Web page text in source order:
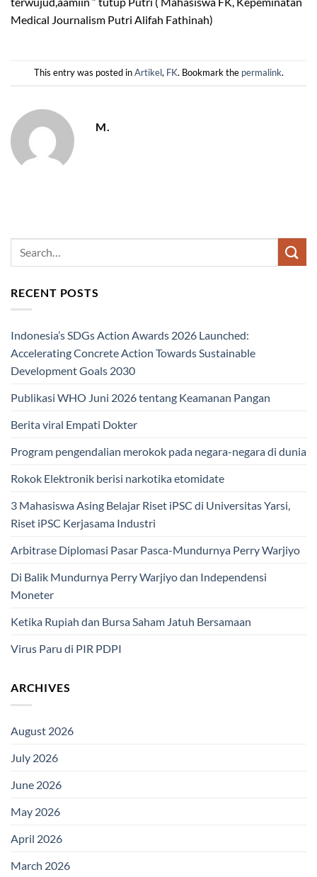
Medical Journalism Putri Alifah Fathinah)
This entry was posted inArtikel, FK. Bookmark the permalink.
M.
RECENT POSTS
Indonesia’s SDGs Action Awards 2026 Launched:
Accelerating Concrete Action Towards Sustainable
Development Goals 2030
Publikasi WHO Juni 2026 tentang Keamanan Pangan
Berita viral Empati Dokter
Program pengendalian merokok pada negara-negara di dunia
Rokok Elektronik berisi narkotika etomidate
3 Mahasiswa Asing Belajar Riset iPSC di Universitas Yarsi,
Riset iPSC Kerjasama Industri
Arbitrase Diplomasi Pasar Pasca-Mundurnya Perry Warjiyo
Di Balik Mundurnya Perry Warjiyo dan Independensi
Moneter
Ketika Rupiah dan Bursa Saham Jatuh Bersamaan
Virus Paru di PIR PDPI
ARCHIVES
August 2026
July 2026
June 2026
May 2026
April 2026
March 2026